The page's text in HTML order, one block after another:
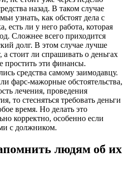
назад. В таком случае
узнать, как обстоят дела с
есть ли у него работа, которая
Сложнее всего приходится
долг. В этом случае лучше
а стоит ли спрашивать о деньгах
эти финансы.
средства самому заимодавцу.
фарс-мажорные обстоятельства,
лечения, проведения
то стесняться требовать деньги
время. Но делать это
корректно, особенно если
с должником.
людям об их